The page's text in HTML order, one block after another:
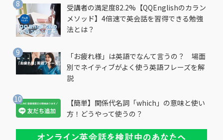
受講者の満足度82.2%【QQEnglishのカラン
メソッド】4倍速で英会話を習得できる勉強
法とは？
「お疲れ様」は英語でなんて言うの？ 場面
別でネイティブがよく使う英語フレーズを解
説
【簡単】関係代名詞「which」の意味と使い
方！どうやって使うの？